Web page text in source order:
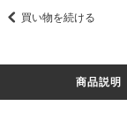
買い物を続ける
商品説明